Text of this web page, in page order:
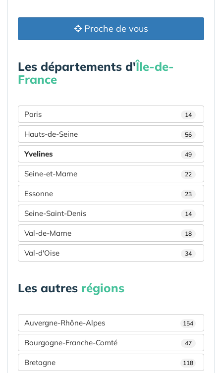
Proche de vous
Les départements d'Île-de-
France
Paris 14
Hauts-de-Seine 56
Yvelines 49
Seine-et-Marne 22
Essonne 23
Seine-Saint-Denis 14
Val-de-Marne 18
Val-d'Oise 34
Les autres régions
Auvergne-Rhône-Alpes 154
Bourgogne-Franche-Comté 47
Bretagne 118